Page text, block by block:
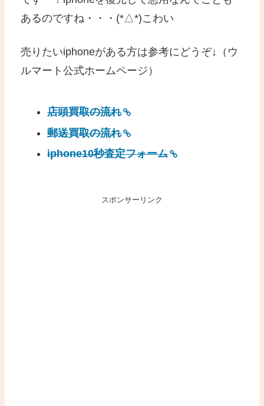
あるのですね・・・(*△*)こわい
売りたいiphoneがある方は参考にどうぞ↓（ウ
ルマート公式ホームページ）
店頭買取の流れ
郵送買取の流れ
iphone10秒査定フォーム
スポンサーリンク